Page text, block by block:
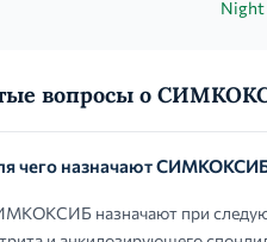
Night
вопросы о
чего назначают
назначают при